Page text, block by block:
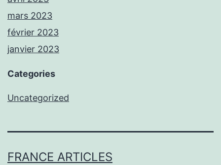
mars 2023
février 2023
janvier 2023
Categories
Uncategorized
FRANCE ARTICLES